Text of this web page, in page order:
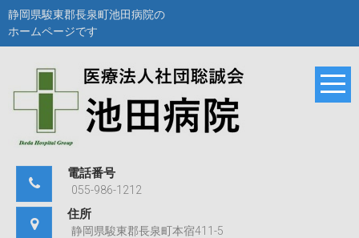
Skip
to
content
静岡県駿東郡長泉町池田病院の
ホームページです
電話番号
055-986-1212
住所
静岡県駿東郡長泉町本宿411-5